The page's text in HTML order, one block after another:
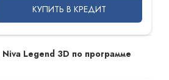
КУПИТЬ В КРЕДИТ
Legend 3D по программе